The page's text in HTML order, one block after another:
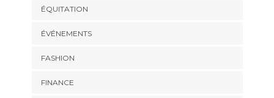
ÉQUITATION
ÉVÉNEMENTS
FASHION
FINANCE